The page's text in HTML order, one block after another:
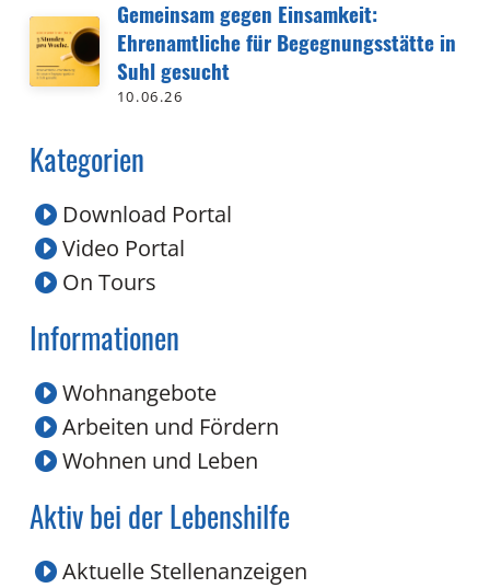
Gemeinsam gegen Einsamkeit:
Ehrenamtliche für Begegnungsstätte in
Suhl gesucht
10.06.26
Kategorien
Download Portal
Video Portal
On Tours
Informationen
Wohnangebote
Arbeiten und Fördern
Wohnen und Leben
Aktiv bei der Lebenshilfe
Aktuelle Stellenanzeigen